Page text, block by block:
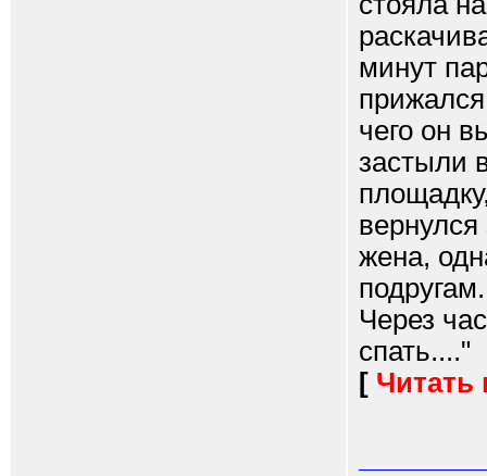
минут
чего он
застыли
жена,
Через
спать...."
[ Читать